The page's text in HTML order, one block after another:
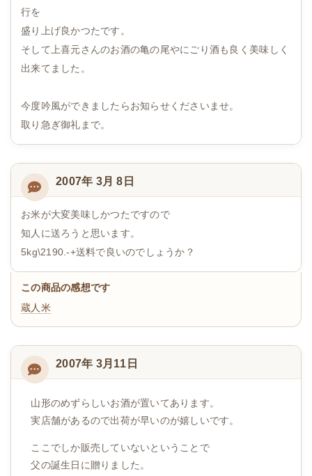
行を
盛り上げ良かつたです。
そして上喜元さんのお酒の亀の尾やにごり酒も良く美味しく
出来てました。
今度吟風ができましたらお知らせくださいませ。
取り急ぎ御礼まで。
2007年 3月 8日
お米が大変美味しかつたですので
知人に送ろうと思います。
5kg\2190.-+送料で良いのでしょうか？
この商品の感想です
蔵人米
2007年 3月11日
山形のめずらしいお酒が置いてあります。
実店舗があるので出荷が早いのが嬉しいです。
ここでしか販売していないということで
父の誕生日に贈りました。